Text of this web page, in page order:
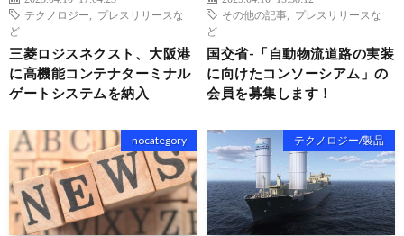
テクノロジー
プレスリリースな
ど
三菱ロジスネクスト、大阪港
に高機能コンテナターミナル
ゲートシステムを納入
その他の記事
プレスリリースな
ど
国交省-「自動物流道路の実装
に向けたコンソーシアム」の
会員を募集します！
nocategory テクノロジー/製品